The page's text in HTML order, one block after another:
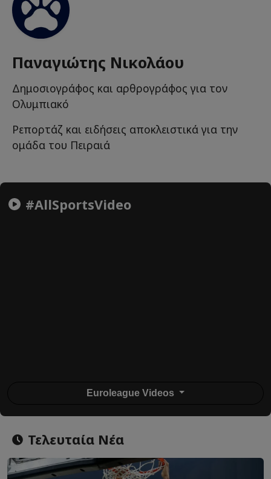
Παναγιώτης Νικολάου
Δημοσιογράφος και αρθρογράφος για τον
Ολυμπιακό
Ρεπορτάζ και ειδήσεις αποκλειστικά για την
ομάδα του Πειραιά
#AllSportsVideo
Euroleague Videos
Τελευταία Νέα